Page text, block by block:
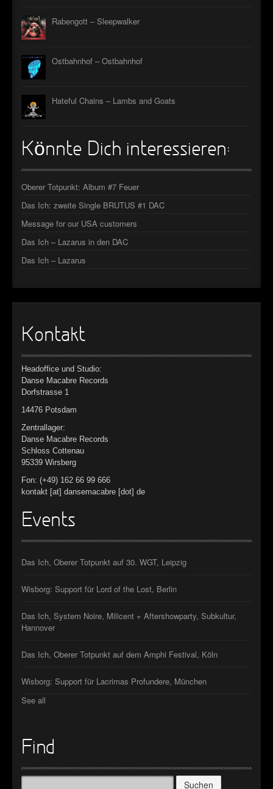
Rabengott – Sleepwalker
Ostbahnhof – Ostbahnhof
Hateful Chains – Lambs and Goats
Könnte Dich interessieren:
Oberer Totpunkt: Album #7 Feuer
Das Ich: zweite Single BRUTUS #1 DAC
Message for our USA customers
Das Ich – Lazarus in den DAC
Das Ich – Lazarus
Kontakt
Headoffice und Studio:
Danse Macabre Records
Dorfstrasse 1
14476 Potsdam
Zentrallager:
Danse Macabre Records
Schloss Cottenau
95339 Wirsberg
Fon: (+49) 162 66 99 666
kontakt [at] dansemacabre [dot] de
Events
Das Ich, Oberer Totpunkt auf 30. WGT, Leipzig
Wisborg: Support für Lord of the Lost, Berlin
Das Ich, System Noire, Milicent + Aftershowparty, Subkultur,
Hannover
Das Ich, Oberer Totpunkt auf dem Amphi Festival, Köln
Wisborg: Support für Lacrimas Profundere, München
See all
Find
Suchen